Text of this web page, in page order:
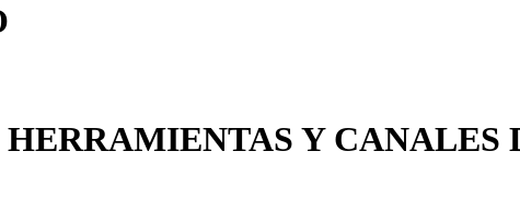
Y CANALES